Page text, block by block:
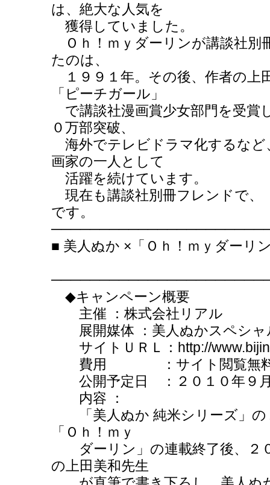
は、絶大な人気を
獲得していました。
Ｏｈ！ｍｙダーリンが講談社別
たのは、
１９９１年。その後、作者の上
「ピーチガール」
で講談社漫画賞少女部門を受賞
０万部突破、
海外でテレビドラマ化するなど
画家の一人として
活躍を続けています。
現在も講談社別冊フレンドで、
です。
■ 美人ぬか ×「Ｏｈ！ｍｙダー
◆キャンペーン概要
主催 ：株式会社リアル
展開媒体 ：美人ぬかスペシャ
サイトＵＲＬ：http://
費用 ：サイト閲覧無
公開予定日 ：２０１０年９
内容 ：
「美人ぬか 純米シリーズ」の
「Ｏｈ！ｍｙ
ダーリン」の連載終了後、２
の上田美和先生